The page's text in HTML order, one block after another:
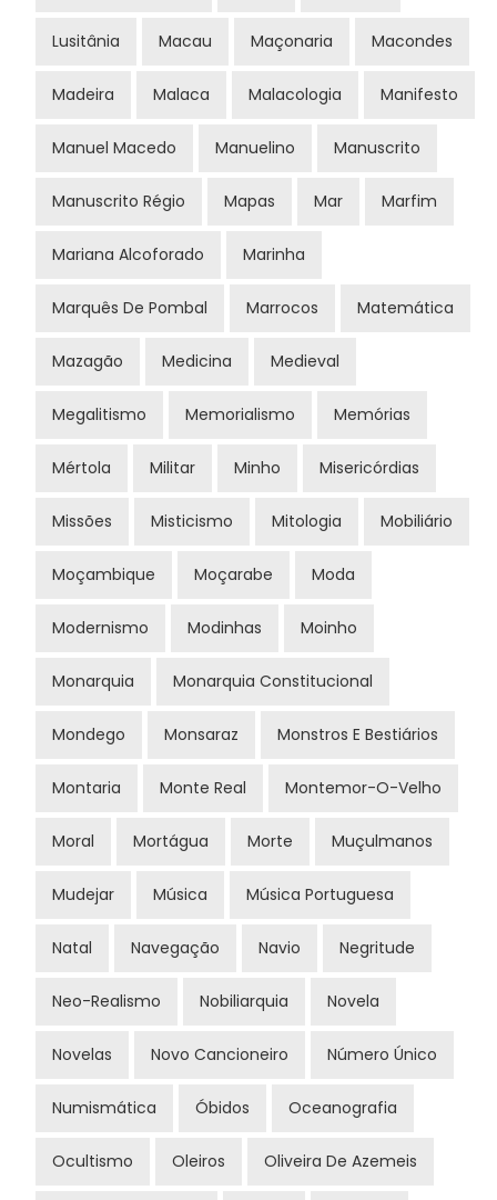
Lusitânia Macau Maçonaria Macondes
Madeira Malaca Malacologia Manifesto
Manuel Macedo Manuelino Manuscrito
Manuscrito Régio Mapas Mar Marfim
Mariana Alcoforado Marinha
Marquês De Pombal Marrocos Matemática
Mazagão Medicina Medieval
Megalitismo Memorialismo Memórias
Mértola Militar Minho Misericórdias
Missões Misticismo Mitologia Mobiliário
Moçambique Moçarabe Moda
Modernismo Modinhas Moinho
Monarquia Monarquia Constitucional
Mondego Monsaraz Monstros E Bestiários
Montaria Monte Real Montemor-O-Velho
Moral Mortágua Morte Muçulmanos
Mudejar Música Música Portuguesa
Natal Navegação Navio Negritude
Neo-Realismo Nobiliarquia Novela
Novelas Novo Cancioneiro Número Único
Numismática Óbidos Oceanografia
Ocultismo Oleiros Oliveira De Azemeis